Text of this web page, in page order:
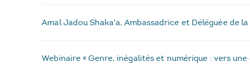
Amal Jadou Shaka'a, Ambassadrice et Déléguée de
Webinaire « Genre, inégalités et numérique : vers